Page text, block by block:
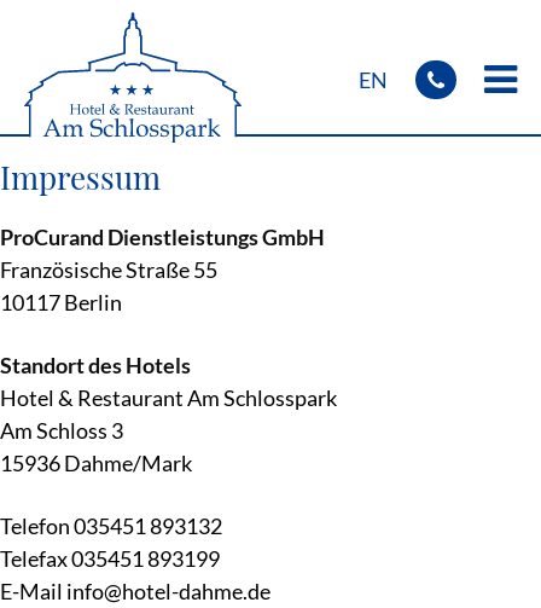
Inhalt
EN
Zimmer& Preise
Fahrrad- &
Frühstück & Speisen
Impressum
ProCurand Dienstleistungs GmbH
Französische Straße 55
10117 Berlin
Standort des Hotels
Hotel & Restaurant Am Schlosspark
Am Schloss 3
15936 Dahme/Mark
Telefon 035451 893132
Telefax 035451 893199
E-Mail info@hotel-dahme.de